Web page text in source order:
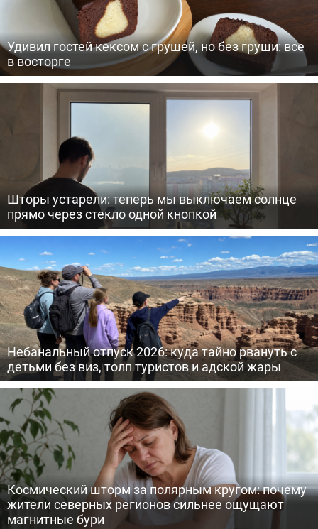
Удивил гостей кексом с грушей, но без груши: все
в восторге
Шторы устарели: теперь мы выключаем солнце
прямо через стекло одной кнопкой
Небанальный отпуск 2026: куда тайно рвануть с
детьми без виз, толп туристов и адской жары
Космический шторм за полярным кругом: почему
жители северных регионов сильнее ощущают
магнитные бури